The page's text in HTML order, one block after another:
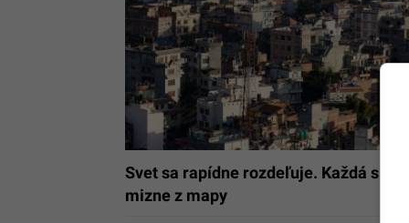
Svet sa rapídne rozdeľuje. Každá
mizne z mapy